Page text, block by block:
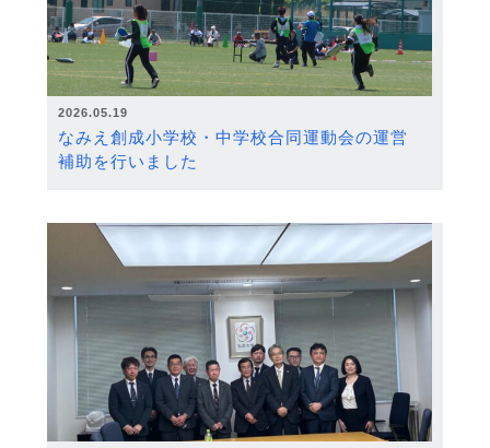
2026.05.19
なみえ創成小学校・中学校合同運動会の運営
補助を行いました